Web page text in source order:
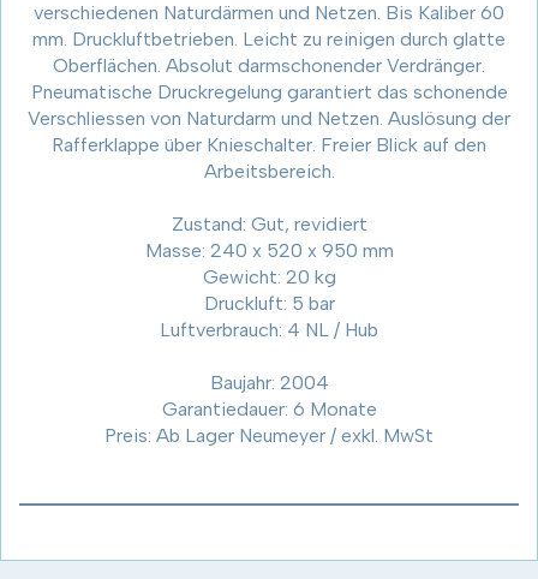
verschiedenen Naturdärmen und Netzen. Bis Kaliber 60
mm. Druckluftbetrieben. Leicht zu reinigen durch glatte
Oberflächen. Absolut darmschonender Verdränger.
Pneumatische Druckregelung garantiert das schonende
Verschliessen von Naturdarm und Netzen. Auslösung der
Rafferklappe über Knieschalter. Freier Blick auf den
Arbeitsbereich.
Zustand: Gut, revidiert
Masse: 240 x 520 x 950 mm
Gewicht: 20 kg
Druckluft: 5 bar
Luftverbrauch: 4 NL / Hub
Baujahr: 2004
Garantiedauer: 6 Monate
Preis: Ab Lager Neumeyer / exkl. MwSt